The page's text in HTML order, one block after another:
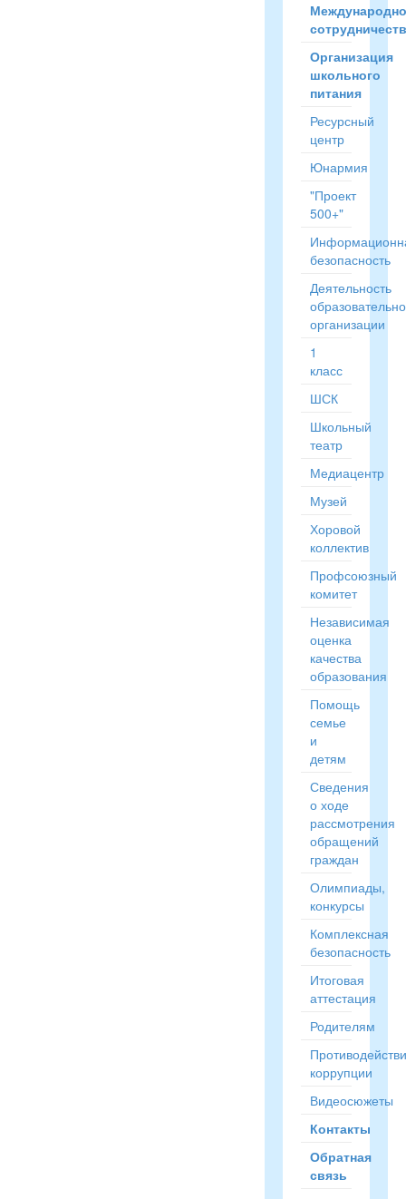
Организация
школьного
питания
Ресурсный
центр
Юнармия
"Проект
500+"
безопасность
Деятельность
организации
1
класс
ШСК
Школьный
театр
Медиацентр
Музей
Хоровой
коллектив
Профсоюзный
комитет
Независимая
оценка
качества
образования
Помощь
семье
и
детям
Сведения
о ходе
рассмотрения
обращений
граждан
Олимпиады,
конкурсы
Комплексная
безопасность
Итоговая
аттестация
Родителям
коррупции
Видеосюжеты
Контакты
Обратная
связь